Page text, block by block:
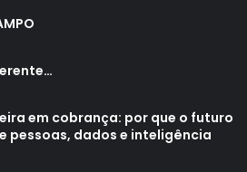
em cobrança: por que o futuro
pessoas, dados e inteligência